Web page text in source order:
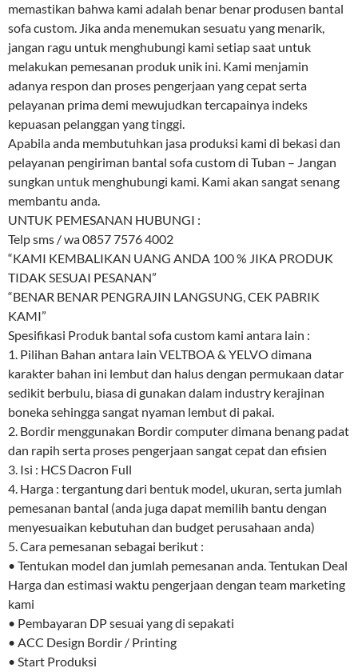
memastikan bahwa kami adalah benar benar produsen bantal
sofa custom. Jika anda menemukan sesuatu yang menarik,
jangan ragu untuk menghubungi kami setiap saat untuk
melakukan pemesanan produk unik ini. Kami menjamin
adanya respon dan proses pengerjaan yang cepat serta
pelayanan prima demi mewujudkan tercapainya indeks
kepuasan pelanggan yang tinggi.
Apabila anda membutuhkan jasa produksi kami di bekasi dan
pelayanan pengiriman bantal sofa custom di Tuban – Jangan
sungkan untuk menghubungi kami. Kami akan sangat senang
membantu anda.
UNTUK PEMESANAN HUBUNGI :
Telp sms / wa 0857 7576 4002
“KAMI KEMBALIKAN UANG ANDA 100 % JIKA PRODUK
TIDAK SESUAI PESANAN”
“BENAR BENAR PENGRAJIN LANGSUNG, CEK PABRIK
KAMI”
Spesifikasi Produk bantal sofa custom kami antara lain :
1. Pilihan Bahan antara lain VELTBOA & YELVO dimana
karakter bahan ini lembut dan halus dengan permukaan datar
sedikit berbulu, biasa di gunakan dalam industry kerajinan
boneka sehingga sangat nyaman lembut di pakai.
2. Bordir menggunakan Bordir computer dimana benang padat
dan rapih serta proses pengerjaan sangat cepat dan efisien
3. Isi : HCS Dacron Full
4. Harga : tergantung dari bentuk model, ukuran, serta jumlah
pemesanan bantal (anda juga dapat memilih bantu dengan
menyesuaikan kebutuhan dan budget perusahaan anda)
5. Cara pemesanan sebagai berikut :
• Tentukan model dan jumlah pemesanan anda. Tentukan Deal
Harga dan estimasi waktu pengerjaan dengan team marketing
kami
• Pembayaran DP sesuai yang di sepakati
• ACC Design Bordir / Printing
• Start Produksi